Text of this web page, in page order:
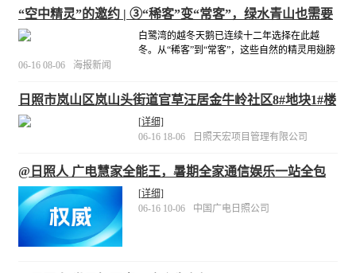
乃至茶啤、茶咖的无限可能。 [详细]
“空中精灵”的邀约 | ③“稀客”变“常客”，绿水青山也需要
鸟类装点
白鹭湾的越冬天鹅已连续十二年选择在此越
冬。从“稀客”到“常客”，这些自然的精灵用翅膀
鸟类，正是为生态锦上添花的点睛之笔。[详细]
06-16 08-06 海报新闻
日照市岚山区岚山头街道官草汪居金牛岭社区8#地块1#楼
104号沿街商铺1年租赁权拍卖公告
[详细]
06-16 18-06
日照天宏项目管理有限公司
@日照人 广电慧家全能王，暑期全家通信娱乐一站全包
[详细]
06-16 10-06
中国广电日照公司